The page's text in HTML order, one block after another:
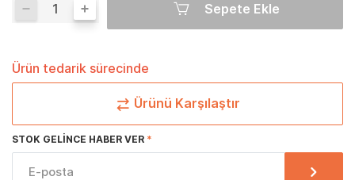
Sepete Ekle
Ürün tedarik sürecinde
Ürünü Karşılaştır
STOK GELINCE HABER VER